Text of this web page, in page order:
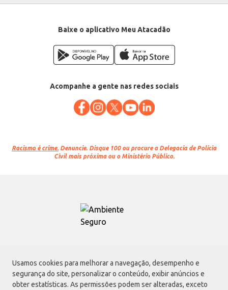
Usamos cookies para melhorar a navegação, desempenho e
segurança do site, personalizar o conteúdo, exibir anúncios e
obter estatísticas. As permissões podem ser alteradas, exceto
Baixe o aplicativo Meu Atacadão
Acompanhe a gente nas redes sociais
Racismo é crime. Denuncie. Disque 100 ou procure a Delegacia de Polícia
Civil mais próxima ou o Ministério Público.
Atacadão S.A.
Avenida Morvan Dias de Figueiredo, 6169, Vila Maria, São Paulo - SP | CEP
02170-901 | CNPJ: 75.315.333/0001-09